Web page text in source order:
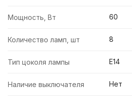
Мощность, Вт 60
Количество ламп, шт 8
Тип цоколя лампы E14
Наличие выключателя Нет